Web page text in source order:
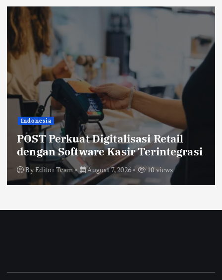
Indonesia
BRI Finance Optimistis Momentum
GIIAS 2026 Dorong Pertumbuhan
Pembiayaan Kendaraan
ByEditor Team August 7, 2026 8 views